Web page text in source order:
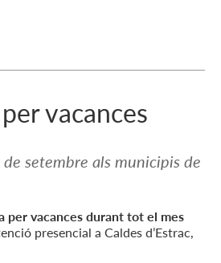
vacances
setembre als municipis de
per vacances durant tot el mes
presencial a Caldes d’Estrac,